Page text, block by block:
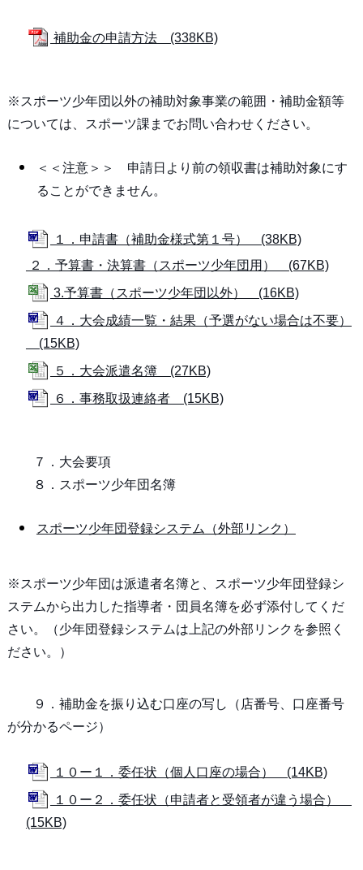
補助金の申請方法 (338KB)
※スポーツ少年団以外の補助対象事業の範囲・補助金額等
については、スポーツ課までお問い合わせください。
＜＜注意＞＞ 申請日より前の領収書は補助対象にす
ることができません。
１．申請書（補助金様式第１号） (38KB)
２．予算書・決算書（スポーツ少年団用） (67KB)
3.予算書（スポーツ少年団以外） (16KB)
４．大会成績一覧・結果（予選がない場合は不要）
(15KB)
５．大会派遣名簿 (27KB)
６．事務取扱連絡者 (15KB)
７．大会要項
８．スポーツ少年団名簿
スポーツ少年団登録システム（外部リンク）
※スポーツ少年団は派遣者名簿と、スポーツ少年団登録シ
ステムから出力した指導者・団員名簿を必ず添付してくだ
さい。（少年団登録システムは上記の外部リンクを参照く
ださい。）
９．補助金を振り込む口座の写し（店番号、口座番号
が分かるページ）
１０ー１．委任状（個人口座の場合） (14KB)
１０ー２．委任状（申請者と受領者が違う場合）
(15KB)